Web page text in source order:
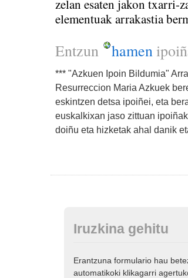
zelan esaten jakon txarri-
elementuak arrakastia
Entzun hamen
*** "Azkuen Ipoin Bildumia"
Resurreccion Maria Azkuek
eskintzen detsa ipoiñei, eta
euskalkixan jaso zittuan
doiñu eta hizketak ahal danik
Iruzkina gehitu
Erantzuna formulario hau
automatikoki klikagarri